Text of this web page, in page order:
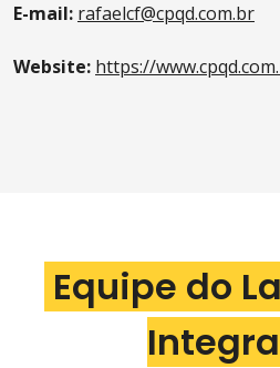
E-mail: rafaelcf@cpqd.com.br
Website: https://
Equipe do